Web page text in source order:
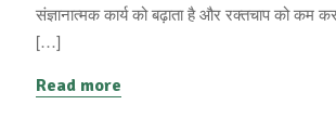
संज्ञानात्मक कार्य को बढ़ाता है और रक्तचाप को
[…]
Read more